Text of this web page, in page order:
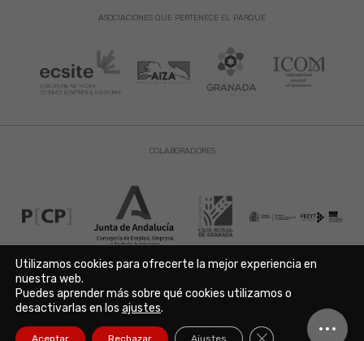
ASOCIACIONES QUE PERTENECE EL PARQUE
COLABORADORES
Aviso Legal | Política de Privacidad | Política de Cookies
Copyright © 2021. Parque de las Ciencias. Avda. de la Ciencia s/n
18006 Granada. España. Telf.: 958 131 900. Todos los derechos
Utilizamos cookies para ofrecerte la mejor experiencia en
nuestra web.
Puedes aprender más sobre qué cookies utilizamos o
desactivarlas en los ajustes.
Aceptar Rechazar Ajustes Cerrar el banner de